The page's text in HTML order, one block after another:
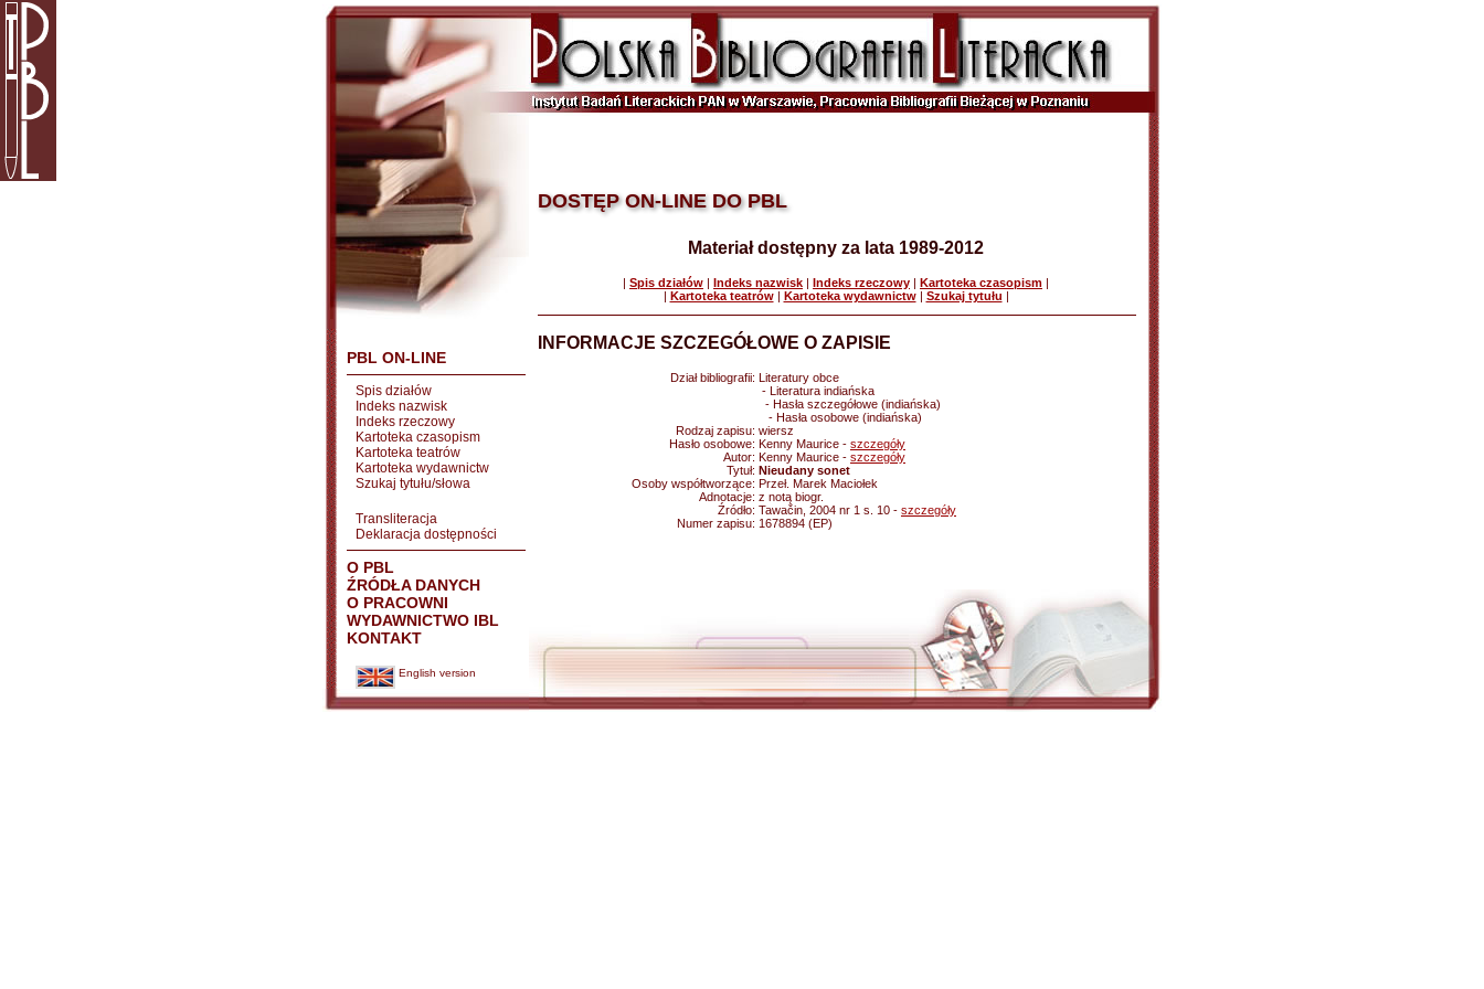
PBL ON-LINE
Spis działów
Indeks nazwisk
Indeks rzeczowy
Kartoteka czasopism
Kartoteka teatrów
Kartoteka wydawnictw
Szukaj tytułu/słowa
Transliteracja
Deklaracja dostępności
O PBL
ŹRÓDŁA DANYCH
O PRACOWNI
WYDAWNICTWO IBL
KONTAKT
English version
DOSTĘP ON-LINE DO PBL
Materiał dostępny za lata 1989-2012
| Spis działów | Indeks nazwisk | Indeks rzeczowy | Kartoteka czasopism |
| Kartoteka teatrów| Kartoteka wydawnictw| Szukaj tytułu |
INFORMACJE SZCZEGÓŁOWE O ZAPISIE
Dział bibliografii: Literatury obce
- Literatura indiańska
- Hasła szczegółowe (indiańska)
- Hasła osobowe (indiańska)
Rodzaj zapisu: wiersz
Hasło osobowe: Kenny Maurice - szczegóły
Autor: Kenny Maurice - szczegóły
Tytuł: Nieudany sonet
Osoby współtworzące: Przeł. Marek Maciołek
Adnotacje: z notą biogr.
Źródło: Tawačin, 2004 nr 1 s. 10 - szczegóły
Numer zapisu: 1678894 (EP)